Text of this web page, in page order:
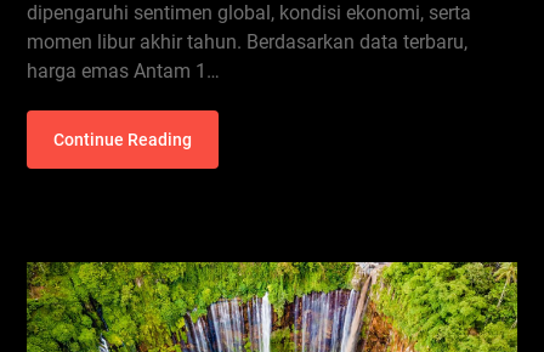
dipengaruhi sentimen global, kondisi ekonomi, serta
momen libur akhir tahun. Berdasarkan data terbaru,
harga emas Antam 1…
Continue Reading